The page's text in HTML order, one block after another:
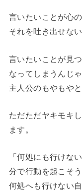
言いたいことが心
それを吐き出せない
言いたいことが見
なってしまうんじゃ
主人公のもやもや
ただただヤキモキ
ます。
「何処にも行けな
分で行動を起こそ
何処へも行けない